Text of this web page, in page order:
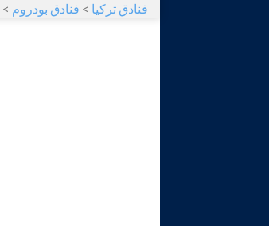
فنادق تركيا > فنادق بودروم >